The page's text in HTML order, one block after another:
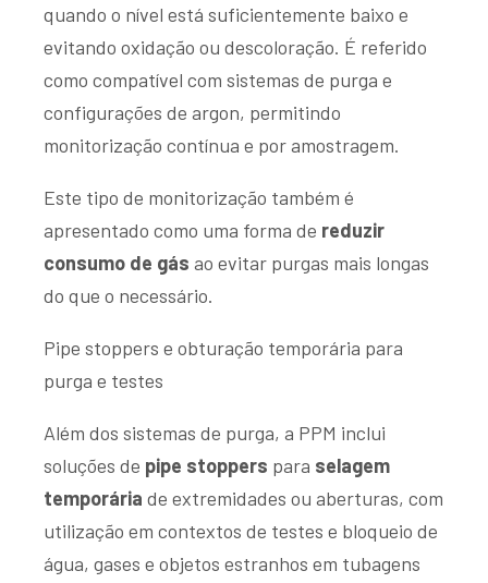
quando o nível está suficientemente baixo e
evitando oxidação ou descoloração. É referido
como compatível com sistemas de purga e
configurações de argon, permitindo
monitorização contínua e por amostragem.
Este tipo de monitorização também é
apresentado como uma forma de reduzir
consumo de gás ao evitar purgas mais longas
do que o necessário.
Pipe stoppers e obturação temporária para
purga e testes
Além dos sistemas de purga, a PPM inclui
soluções de pipe stoppers para selagem
temporária de extremidades ou aberturas, com
utilização em contextos de testes e bloqueio de
água, gases e objetos estranhos em tubagens